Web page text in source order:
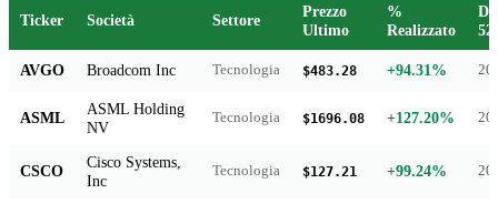
Ticker Società Settore
Prezzo
Ultimo
%
Realizzato
52
AVGO Broadcom Inc Tecnologia $483.28 +94.31%
ASML
ASML Holding
NV
Tecnologia $1696.08 +127.20%
CSCO
Cisco Systems,
Inc
Tecnologia $127.21 +99.24%